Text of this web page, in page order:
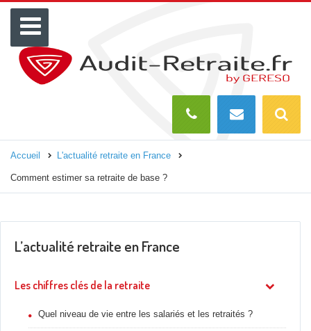
Menu
Accueil L'actualité retraite en France
Comment estimer sa retraite de base ?
L’actualité retraite en France
Les chiffres clés de la retraite
Quel niveau de vie entre les salariés et les retraités ?